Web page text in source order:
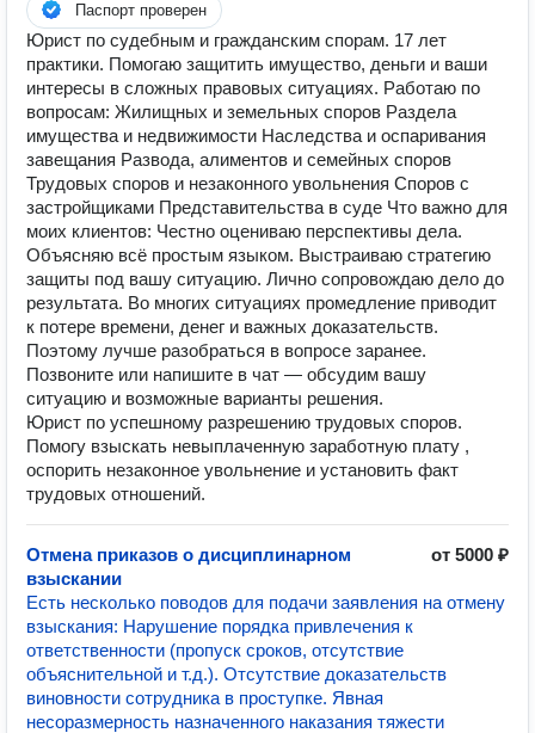
Паспорт проверен
Юрист по судебным и гражданским спорам. 17 лет
практики. Помогаю защитить имущество, деньги и ваши
интересы в сложных правовых ситуациях. Работаю по
вопросам: Жилищных и земельных споров Раздела
имущества и недвижимости Наследства и оспаривания
завещания Развода, алиментов и семейных споров
Трудовых споров и незаконного увольнения Споров с
застройщиками Представительства в суде Что важно для
моих клиентов: Честно оцениваю перспективы дела.
Объясняю всё простым языком. Выстраиваю стратегию
защиты под вашу ситуацию. Лично сопровождаю дело до
результата. Во многих ситуациях промедление приводит
к потере времени, денег и важных доказательств.
Поэтому лучше разобраться в вопросе заранее.
Позвоните или напишите в чат — обсудим вашу
ситуацию и возможные варианты решения.
Юрист по успешному разрешению трудовых споров.
Помогу взыскать невыплаченную заработную плату ,
оспорить незаконное увольнение и установить факт
трудовых отношений.
Отмена приказов о дисциплинарном
взыскании
от 5000 ₽
Есть несколько поводов для подачи заявления на отмену
взыскания: Нарушение порядка привлечения к
ответственности (пропуск сроков, отсутствие
объяснительной и т.д.). Отсутствие доказательств
виновности сотрудника в проступке. Явная
несоразмерность назначенного наказания тяжести